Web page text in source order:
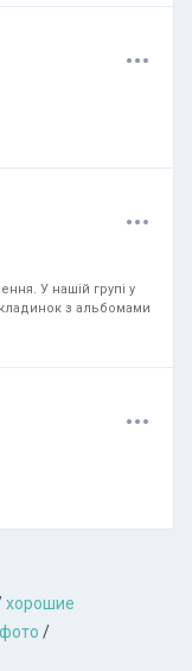
...
...
У нашій групі у
з альбомами
...
хорошие
/